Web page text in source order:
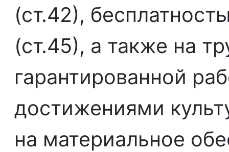
(ст.42),
(ст.45), а также на
гарантированной
достижениями
на материальное